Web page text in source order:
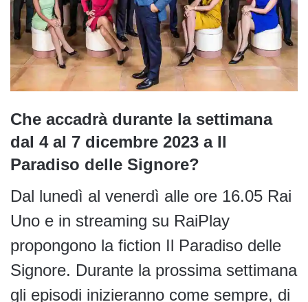
Che accadrà durante la settimana
dal 4 al 7 dicembre 2023 a Il
Paradiso delle Signore?
Dal lunedì al venerdì alle ore 16.05 Rai
Uno e in streaming su RaiPlay
propongono la fiction Il Paradiso delle
Signore. Durante la prossima settimana
gli episodi inizieranno come sempre, di